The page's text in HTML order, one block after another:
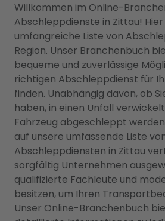
Willkommen im Online-
Abschleppdienste in Zittau! Hier
umfangreiche Liste von
Region. Unser Branchenbuch
bequeme und zuverlässige
richtigen Abschleppdienst für
finden. Unabhängig davon, ob
haben, in einen Unfall
Fahrzeug abgeschleppt werden
auf unsere umfassende Liste
Abschleppdiensten in Zittau
sorgfältig Unternehmen
qualifizierte Fachleute und
besitzen, um Ihren
Unser Online-Branchenbuch